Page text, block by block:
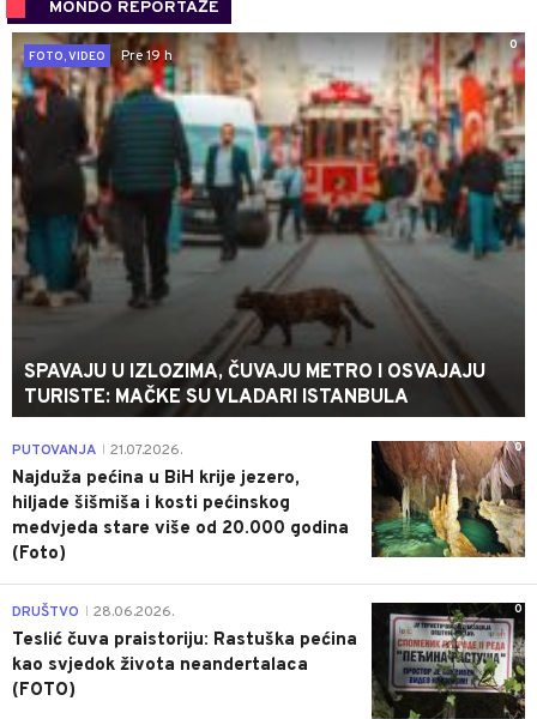
MONDO REPORTAŽE
0
FOTO, VIDEO
Pre 19 h
SPAVAJU U IZLOZIMA, ČUVAJU METRO I OSVAJAJU
TURISTE: MAČKE SU VLADARI ISTANBULA
0
PUTOVANJA 21.07.2026.
Najduža pećina u BiH krije jezero,
hiljade šišmiša i kosti pećinskog
medvjeda stare više od 20.000 godina
(Foto)
0
DRUŠTVO 28.06.2026.
Teslić čuva praistoriju: Rastuška pećina
kao svjedok života neandertalaca
(FOTO)